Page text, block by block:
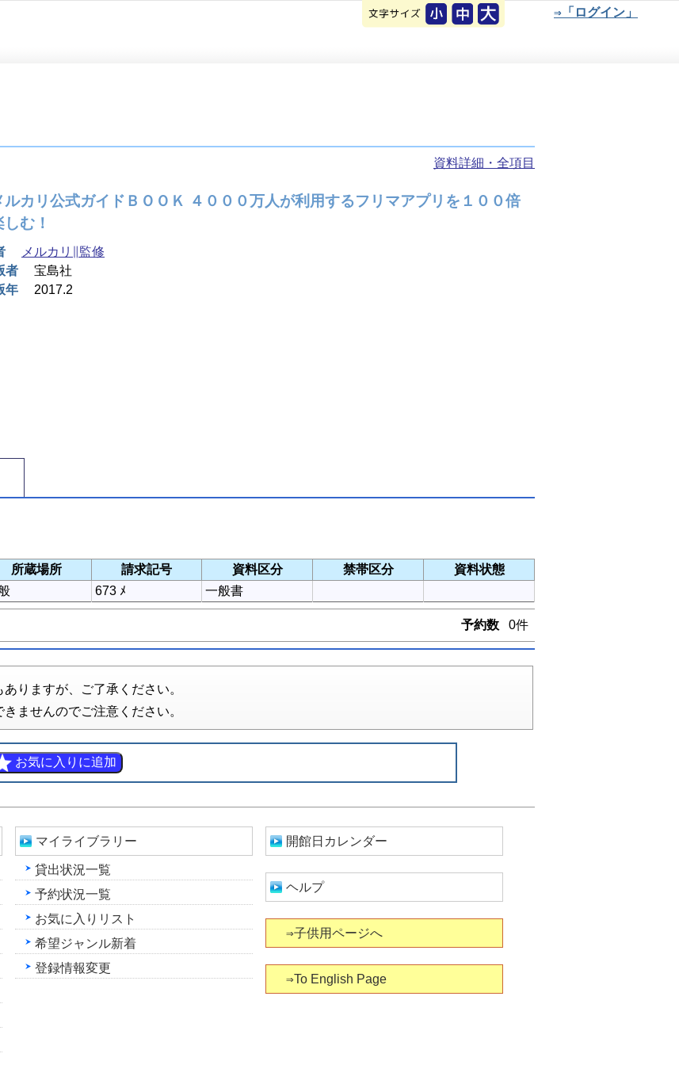
⇒「ログイン」
資料詳細・全項目
ルカリ公式ガイドＢＯＯＫ ４０００万人が利用するフリマアプリを１００倍
しむ！
メルカリ∥監修
者
宝島社
年
2017.2
所蔵場所 請求記号 資料区分 禁帯区分
資料状態
673 ﾒ 一般書
予約数 0件
りますが、ご了承ください。
ませんのでご注意ください。
マイライブラリー
貸出状況一覧
予約状況一覧
お気に入りリスト
希望ジャンル新着
登録情報変更
開館日カレンダー
ヘルプ
⇒子供用ページへ
⇒To English Page